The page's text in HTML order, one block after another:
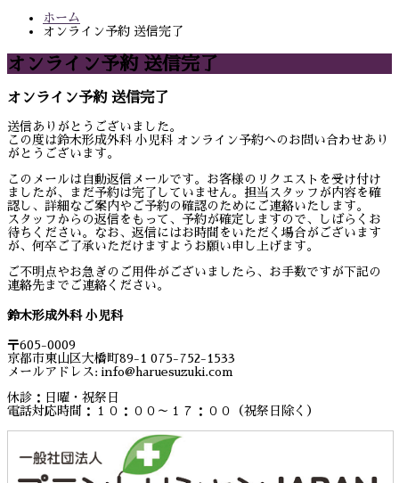
ホーム
オンライン予約 送信完了
オンライン予約 送信完了
オンライン予約 送信完了
送信ありがとうございました。
この度は鈴木形成外科 小児科 オンライン予約へのお問い合わせあり
がとうございます。
このメールは自動返信メールです。お客様のリクエストを受け付け
ましたが、まだ予約は完了していません。担当スタッフが内容を確
認し、詳細なご案内やご予約の確認のためにご連絡いたします。
スタッフからの返信をもって、予約が確定しますので、しばらくお
待ちください。なお、返信にはお時間をいただく場合がございます
が、何卒ご了承いただけますようお願い申し上げます。
ご不明点やお急ぎのご用件がございましたら、お手数ですが下記の
連絡先までご連絡ください。
鈴木形成外科 小児科
〒605-0009
京都市東山区大橋町89-1 075-752-1533
メールアドレス: info@haruesuzuki.com
休診：日曜・祝祭日
電話対応時間：１０：００～１７：００（祝祭日除く）